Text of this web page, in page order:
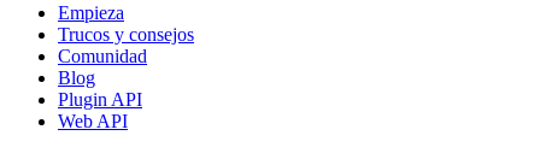
Empieza
Trucos y consejos
Comunidad
Blog
Plugin API
Web API